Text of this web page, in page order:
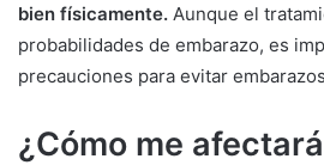
bien físicamente. Aunque el
probabilidades de embarazo, es
precauciones para evitar
¿Cómo me